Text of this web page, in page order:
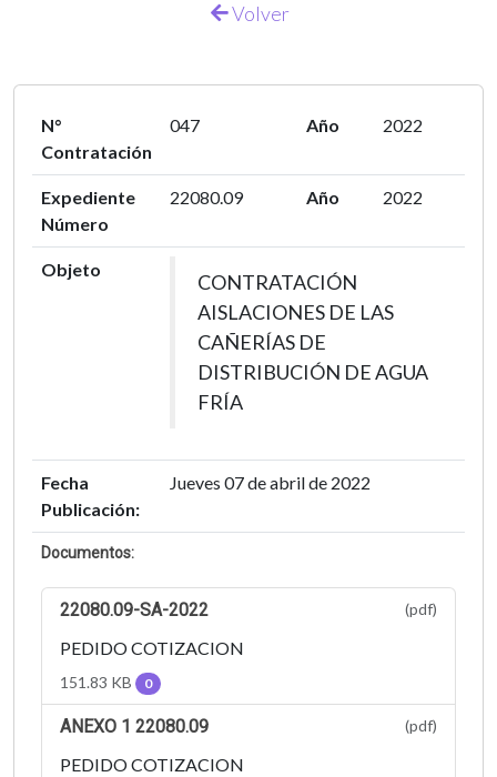
Volver
N°
Contratación
047 Año 2022
Expediente
Número
22080.09 Año 2022
Objeto
CONTRATACIÓN
AISLACIONES DE LAS
CAÑERÍAS DE
DISTRIBUCIÓN DE AGUA
FRÍA
Fecha
Publicación:
Jueves 07 de abril de 2022
Documentos:
22080.09-SA-2022 (pdf)
PEDIDO COTIZACION
151.83 KB 0
ANEXO 1 22080.09 (pdf)
PEDIDO COTIZACION